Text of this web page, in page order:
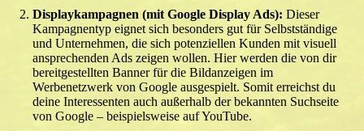
Displaykampagnen (mit Google Display Ads): Dieser
Kampagnentyp eignet sich besonders gut für Selbstständige
und Unternehmen, die sich potenziellen Kunden mit visuell
ansprechenden Ads zeigen wollen. Hier werden die von dir
bereitgestellten Banner für die Bildanzeigen im
Werbenetzwerk von Google ausgespielt. Somit erreichst du
deine Interessenten auch außerhalb der bekannten Suchseite
von Google – beispielsweise auf YouTube.